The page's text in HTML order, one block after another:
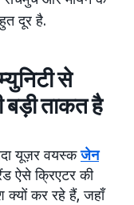
दूर है.
से
ताकत है
यूज़र वयस्कजेन
ऐसे क्रिएटर की
क्यों कर रहे हैं, जहाँ